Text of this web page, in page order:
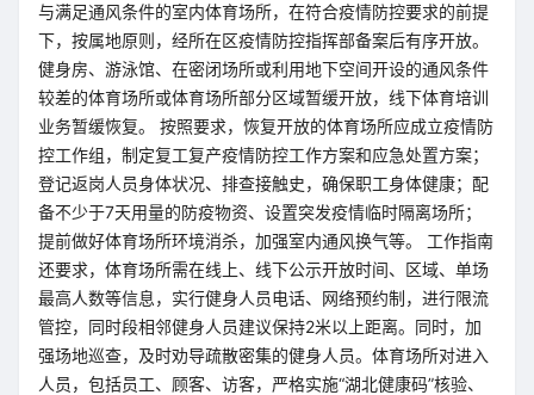
与满足通风条件的室内体育场所，在符合疫情防控要求的前提
下，按属地原则，经所在区疫情防控指挥部备案后有序开放。
健身房、游泳馆、在密闭场所或利用地下空间开设的通风条件
较差的体育场所或体育场所部分区域暂缓开放，线下体育培训
业务暂缓恢复。 按照要求，恢复开放的体育场所应成立疫情防
控工作组，制定复工复产疫情防控工作方案和应急处置方案；
登记返岗人员身体状况、排查接触史，确保职工身体健康；配
备不少于7天用量的防疫物资、设置突发疫情临时隔离场所；
提前做好体育场所环境消杀，加强室内通风换气等。 工作指南
还要求，体育场所需在线上、线下公示开放时间、区域、单场
最高人数等信息，实行健身人员电话、网络预约制，进行限流
管控，同时段相邻健身人员建议保持2米以上距离。同时，加
强场地巡查，及时劝导疏散密集的健身人员。体育场所对进入
人员，包括员工、顾客、访客，严格实施“湖北健康码”核验、